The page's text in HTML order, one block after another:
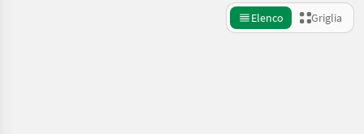
Elenco Griglia